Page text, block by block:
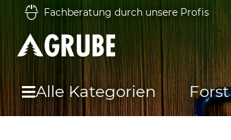
Fachberatung durch unsere Profis
Alle Kategorien Forst